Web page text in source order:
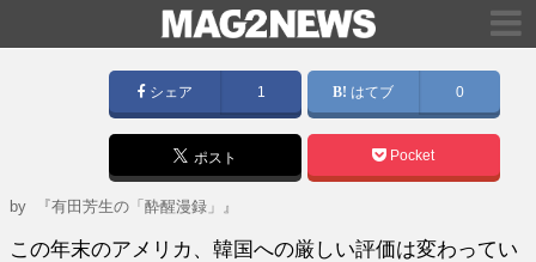
シェア 1 はてブ 0
ポスト Pocket
by 『有田芳生の「酔醒漫録」』
この年末のアメリカ、韓国への厳しい評価は変わってい